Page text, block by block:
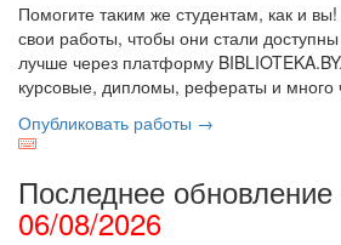
Помогите таким же студентам, как и
свои работы, чтобы они стали
лучше через платформу
курсовые, дипломы, рефераты и много
Опубликовать работы →
Последнее обновление
06/08/2026